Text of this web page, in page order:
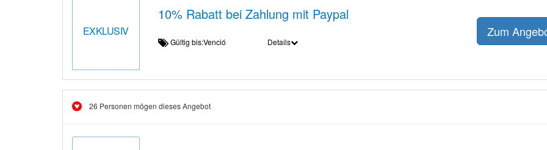
EXKLUSIV
10% Rabatt bei Zahlung mit Paypal
Gültig bis:Venció Details
Zum
26 Personen mögen dieses Angebot